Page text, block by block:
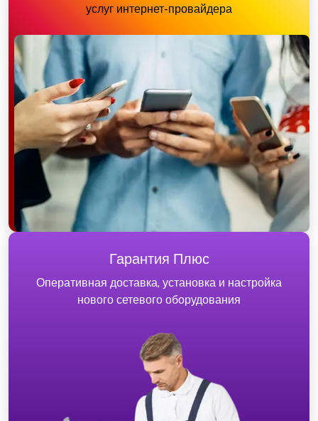
услуг интернет-провайдера
Гарантия Плюс
Оперативная доставка, установка и настройка
нового сетевого оборудования